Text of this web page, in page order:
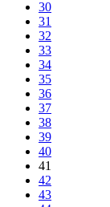
30
31
32
33
34
35
36
37
38
39
40
41
42
43